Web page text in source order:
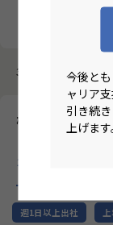
今後と
ャリア
引き続
上げます
3987件中 41件～50
株式会社テクノ
カー向け機械設計
週1日以上出社